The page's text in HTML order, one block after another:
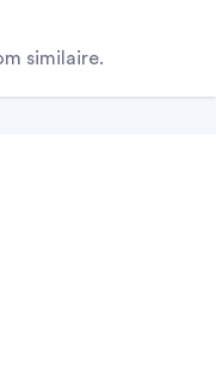
similaire.